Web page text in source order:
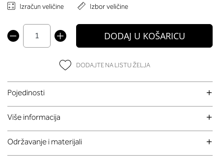
Izračun veličine Izbor veličine
DODAJ U KOŠARICU
DODAJTE NA LISTU ŽELJA
Pojedinosti
Više informacija
Održavanje i materijali